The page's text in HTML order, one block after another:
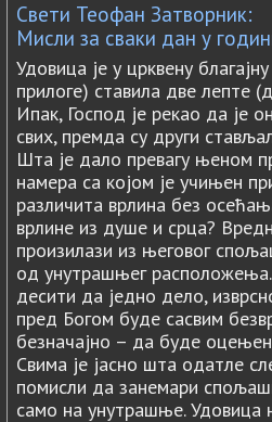
Свети Теофан Затворник:
Мисли за сваки дан у
Удовица је у црквену
прилоге) ставила две лепте
Ипак, Господ је рекао да је
свих, премда су други
Шта је дало превагу њеном
намера са којом је учињен
различита врлина без
врлине из душе и срца?
произилази из његовог
од унутрашњег
десити да једно дело,
пред Богом буде сасвим
безначајно – да буде
Свима је јасно шта одатле
помисли да занемари
само на унутрашње. Удовица